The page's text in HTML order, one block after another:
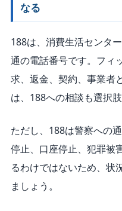
なる
188は、消費生活センタ
通の電話番号です。フィ
求、返金、契約、事業者
は、188への相談も選択肢
ただし、188は警察への
停止、口座停止、犯罪被
るわけではないため、状
ましょう。